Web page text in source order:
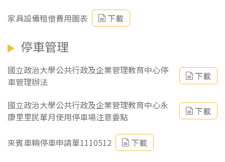
家具設備租借費用圖表 下載
停車管理
國立政治大學公共行政及企業管理教育中心停
車管理辦法
下載
國立政治大學公共行政及企業管理教育中心永
康里里民單月使用停車場注意要點
下載
來賓車輛停車申請單1110512 下載